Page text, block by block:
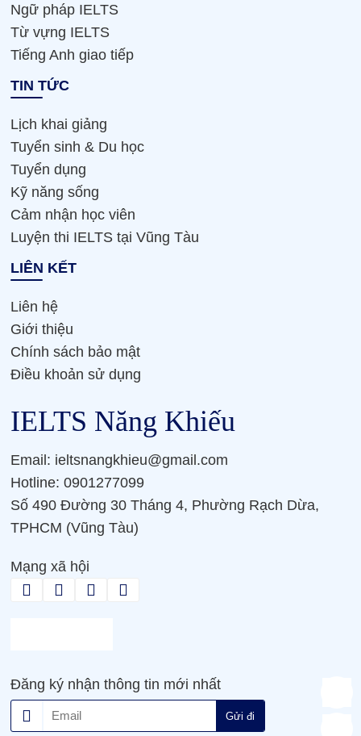
Ngữ pháp IELTS
Từ vựng IELTS
Tiếng Anh giao tiếp
TIN TỨC
Lịch khai giảng
Tuyển sinh & Du học
Tuyển dụng
Kỹ năng sống
Cảm nhận học viên
Luyện thi IELTS tại Vũng Tàu
LIÊN KẾT
Liên hệ
Giới thiệu
Chính sách bảo mật
Điều khoản sử dụng
IELTS Năng Khiếu
Email: ieltsnangkhieu@gmail.com
Hotline: 0901277099
Số 490 Đường 30 Tháng 4, Phường Rạch Dừa,
TPHCM (Vũng Tàu)
Mạng xã hội
Đăng ký nhận thông tin mới nhất
Gửi đi